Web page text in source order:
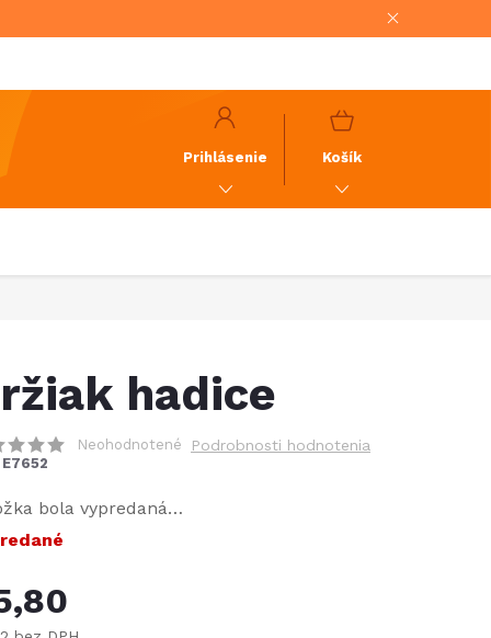
Prihlásenie
NÁKUPNÝ
Košík
hadice
Neohodnotené Podrobnosti hodnotenia
E7652
bola vypredaná…